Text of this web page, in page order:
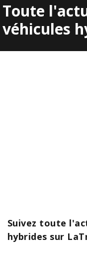
Toute
véhicules
Suivez toute
hybrides sur